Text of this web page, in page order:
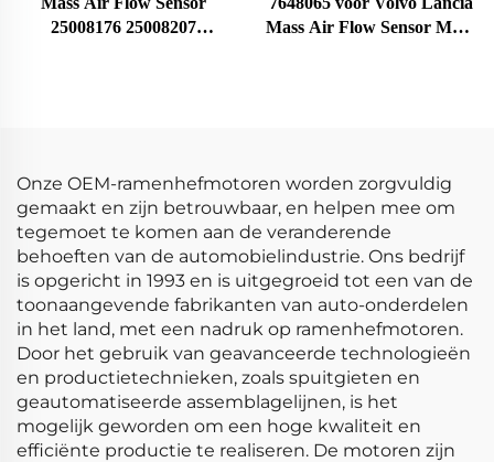
25008176 25008207
Mass Air Flow Sensor MAF
Onze OEM-ramenhefmotoren worden zorgvuldig
gemaakt en zijn betrouwbaar, en helpen mee om
tegemoet te komen aan de veranderende
behoeften van de automobielindustrie. Ons bedrijf
is opgericht in 1993 en is uitgegroeid tot een van de
toonaangevende fabrikanten van auto-onderdelen
in het land, met een nadruk op ramenhefmotoren.
Door het gebruik van geavanceerde technologieën
en productietechnieken, zoals spuitgieten en
geautomatiseerde assemblagelijnen, is het
mogelijk geworden om een hoge kwaliteit en
efficiënte productie te realiseren. De motoren zijn